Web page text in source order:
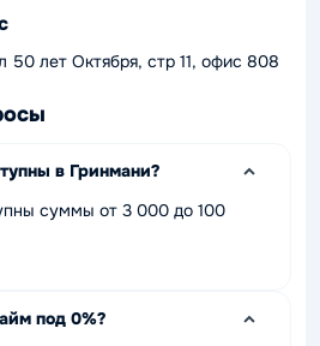
лет Октября, стр 11, офис 808
в Гринмани?
суммы от 3 000 до 100
под 0%?